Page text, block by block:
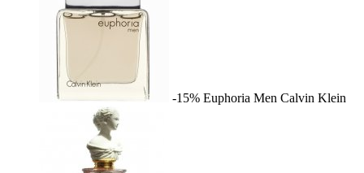
-15% Euphoria Men Calvin Klein